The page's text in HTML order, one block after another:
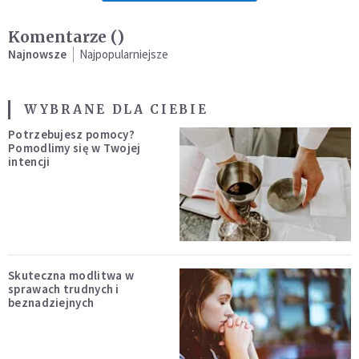
Komentarze ()
Najnowsze Najpopularniejsze
WYBRANE DLA CIEBIE
Potrzebujesz pomocy?
Pomodlimy się w Twojej
intencji
Skuteczna modlitwa w
sprawach trudnych i
beznadziejnych